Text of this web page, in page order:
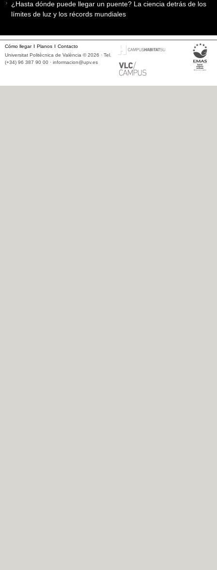
¿Hasta dónde puede llegar un puente? La ciencia detrás de los
límites de luz y los récords mundiales
Cómo llegar Planos
Contacto
Universitat Politècnica de València © 2026 · Tel.
(+34) 96 387 90 00 · informacion@upv.es